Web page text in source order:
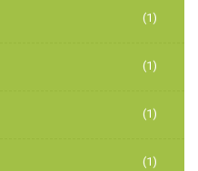
(1)
(1)
(1)
(1)